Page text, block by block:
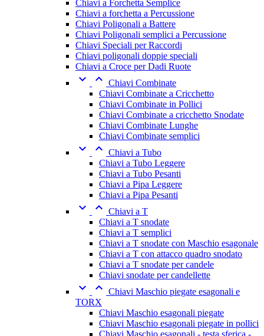
Chiavi a Forchetta Semplice
Chiavi a forchetta a Percussione
Chiavi Poligonali a Battere
Chiavi Poligonali semplici a Percussione
Chiavi Speciali per Raccordi
Chiavi poligonali doppie speciali
Chiavi a Croce per Dadi Ruote
  Chiavi Combinate
Chiavi Combinate a Cricchetto
Chiavi Combinate in Pollici
Chiavi Combinate a cricchetto Snodate
Chiavi Combinate Lunghe
Chiavi Combinate semplici
  Chiavi a Tubo
Chiavi a Tubo Leggere
Chiavi a Tubo Pesanti
Chiavi a Pipa Leggere
Chiavi a Pipa Pesanti
  Chiavi a T
Chiavi a T snodate
Chiavi a T semplici
Chiavi a T snodate con Maschio esagonale
Chiavi a T con attacco quadro snodato
Chiavi a T snodate per candele
Chiavi snodate per candellette
  Chiavi Maschio piegate esagonali e
TORX
Chiavi Maschio esagonali piegate
Chiavi Maschio esagonali piegate in pollici
Chiavi Maschio esagonali - testa sferica -